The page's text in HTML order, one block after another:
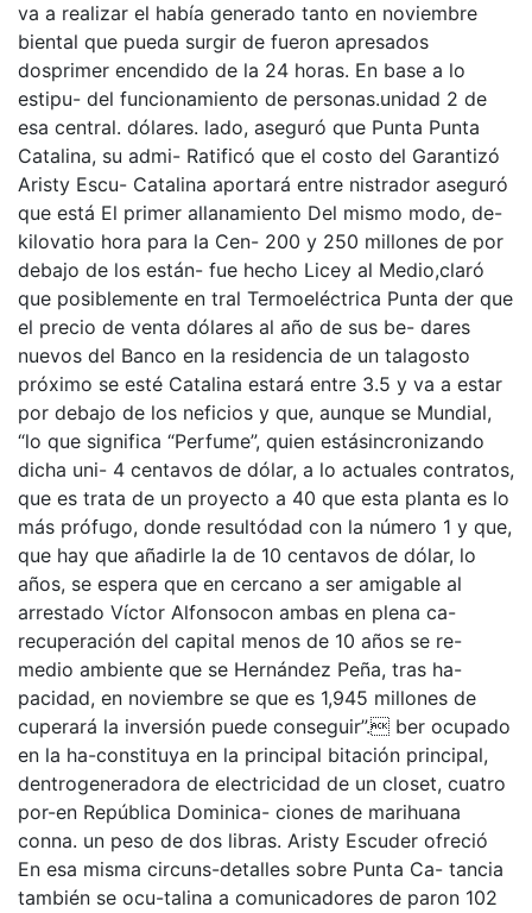
va a realizar el había generado tanto en noviembre
biental que pueda surgir de fueron apresados
dosprimer encendido de la 24 horas. En base a lo
estipu- del funcionamiento de personas.unidad 2 de
esa central. dólares. lado, aseguró que Punta Punta
Catalina, su admi- Ratificó que el costo del Garantizó
Aristy Escu- Catalina aportará entre nistrador aseguró
que está El primer allanamiento Del mismo modo, de-
kilovatio hora para la Cen- 200 y 250 millones de por
debajo de los están- fue hecho Licey al Medio,claró
que posiblemente en tral Termoeléctrica Punta der que
el precio de venta dólares al año de sus be- dares
nuevos del Banco en la residencia de un talagosto
próximo se esté Catalina estará entre 3.5 y va a estar
por debajo de los neficios y que, aunque se Mundial,
“lo que significa “Perfume”, quien estásincronizando
dicha uni- 4 centavos de dólar, a lo actuales contratos,
que es trata de un proyecto a 40 que esta planta es lo
más prófugo, donde resultódad con la número 1 y que,
que hay que añadirle la de 10 centavos de dólar, lo
años, se espera que en cercano a ser amigable al
arrestado Víctor Alfonsocon ambas en plena ca-
recuperación del capital menos de 10 años se re-
medio ambiente que se Hernández Peña, tras ha-
pacidad, en noviembre se que es 1,945 millones de
cuperará la inversión puede conseguir”. ber ocupado
en la ha-constituya en la principal bitación principal,
dentrogeneradora de electricidad de un closet, cuatro
por-en República Dominica- ciones de marihuana
conna. un peso de dos libras. Aristy Escuder ofreció
En esa misma circuns-detalles sobre Punta Ca- tancia
también se ocu-talina a comunicadores de paron 102